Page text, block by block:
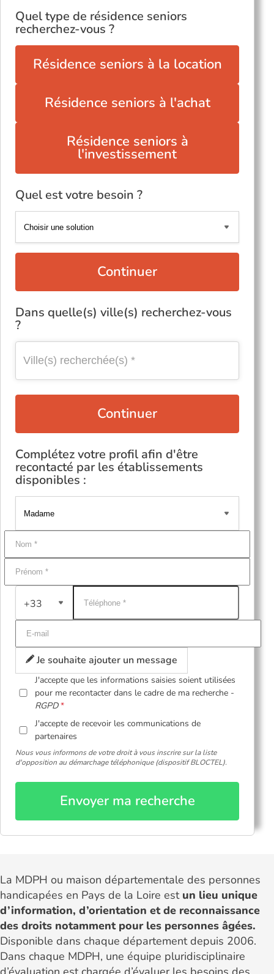
Quel type de résidence seniors
recherchez-vous ?
Résidence seniors à la location
Résidence seniors à l'achat
Résidence seniors à
l'investissement
Quel est votre besoin ?
Continuer
Dans quelle(s) ville(s) recherchez-vous
?
Continuer
Complétez votre profil afin d'être
recontacté par les établissements
disponibles :
+33
Je souhaite ajouter un message
J'accepte que les informations saisies soient utilisées
pour me recontacter dans le cadre de ma recherche -
RGPD
J'accepte de recevoir les communications de
partenaires
Nous vous informons de votre droit à vous inscrire sur la liste
d'opposition au démarchage téléphonique (dispositif BLOCTEL).
Envoyer ma recherche
La MDPH ou maison départementale des personnes
handicapées en Pays de la Loire est un lieu unique
d’information, d’orientation et de reconnaissance
des droits notamment pour les personnes âgées.
Disponible dans chaque département depuis 2006.
Dans chaque MDPH, une équipe pluridisciplinaire